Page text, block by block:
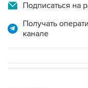
Подписаться на
Получать
канале